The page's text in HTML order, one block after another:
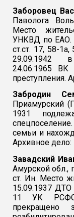
Заборовец
Паволога
Место
УНКВД по ЕАО.
ст.ст. 17, 58-
29.09.1942 в
24.06.1965 ВК
преступления.
Забродин
Приамурский
1931
семьи и
Архивное дело:
Завадский
Амурской обл.,
ст. Ин. Место
15.09.1937
11 УК
прекращено